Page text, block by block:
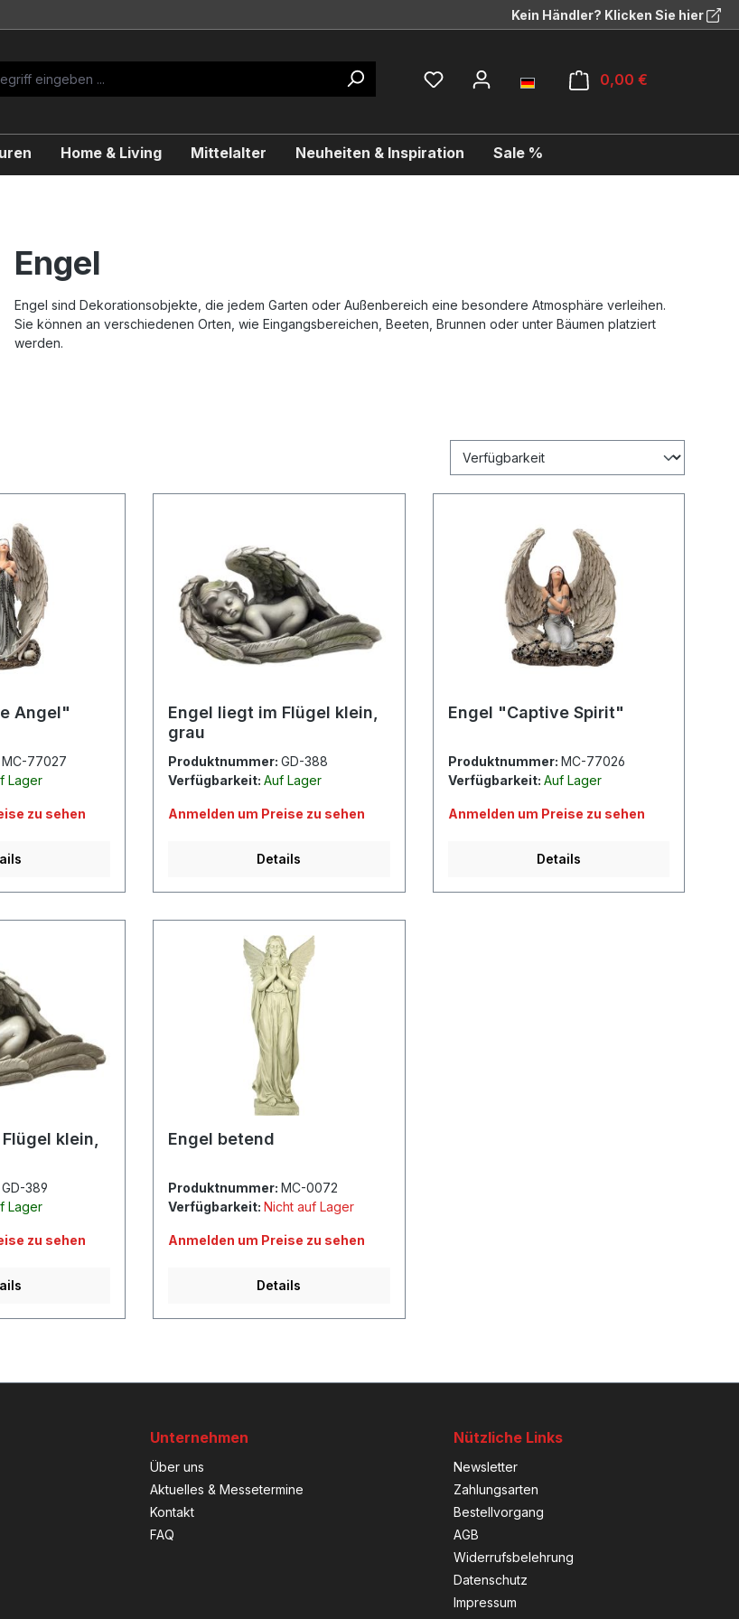
Kein Händler? Klicken Sie hier
0,00 €
Home & Living Mittelalter Neuheiten & Inspiration Sale %
Engel
Engel sind Dekorationsobjekte, die jedem Garten oder Außenbereich eine besondere Atmosphäre verleihen.
Sie können an verschiedenen Orten, wie Eingangsbereichen, Beeten, Brunnen oder unter Bäumen platziert
werden.
Angel"
MC-77027
Lager
zu sehen
Engel liegt im Flügel klein,
grau
Produktnummer:GD-388
Verfügbarkeit:Auf Lager
Anmelden um Preise zu sehen
Details
Engel "Captive Spirit"
Produktnummer: MC-77026
Verfügbarkeit: Auf Lager
Anmelden um Preise zu sehen
Details
klein,
GD-389
Lager
zu sehen
Engel betend
Produktnummer:MC-0072
Verfügbarkeit:Nicht auf Lager
Anmelden um Preise zu sehen
Details
Unternehmen
Über uns
Aktuelles & Messetermine
Kontakt
FAQ
Nützliche Links
Newsletter
Zahlungsarten
Bestellvorgang
AGB
Widerrufsbelehrung
Datenschutz
Impressum